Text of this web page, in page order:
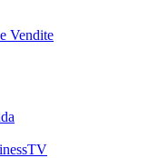
Vendite